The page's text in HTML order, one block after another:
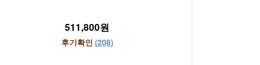
511,800원
후기확인 (208)